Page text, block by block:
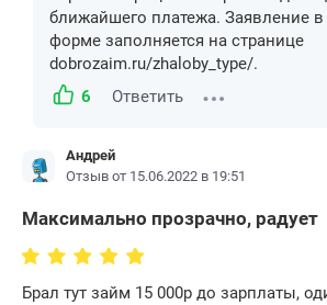
ближайшего платежа. Заявление
форме заполняется на странице
dobrozaim.ru/zhaloby_type/.
6
Ответить
Андрей
Отзыв от 15.06.2022 в 19:51
Максимально прозрачно, радует
Брал тут займ 15 000р до зарплаты,